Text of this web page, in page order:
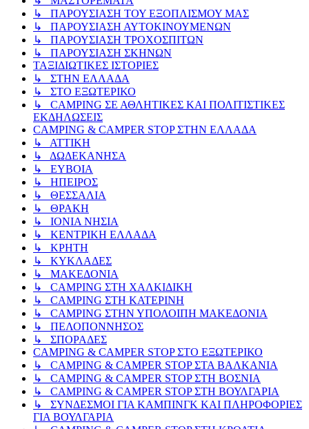
↳ ΠΑΡΟΥΣΙΑΣΗ ΤΟΥ ΕΞΟΠΛΙΣΜΟΥ ΜΑΣ
↳ ΠΑΡΟΥΣΙΑΣΗ ΑΥΤΟΚΙΝΟΥΜΕΝΩΝ
↳ ΠΑΡΟΥΣΙΑΣΗ ΤΡΟΧΟΣΠΙΤΩΝ
↳ ΠΑΡΟΥΣΙΑΣΗ ΣΚΗΝΩΝ
ΤΑΞΙΔΙΩΤΙΚΕΣ ΙΣΤΟΡΙΕΣ
↳ ΣΤΗΝ ΕΛΛΑΔΑ
↳ ΣΤΟ ΕΞΩΤΕΡΙΚΟ
↳ CAMPING ΣΕ ΑΘΛΗΤΙΚΕΣ ΚΑΙ ΠΟΛΙΤΙΣΤΙΚΕΣ
ΕΚΔΗΛΩΣΕΙΣ
CAMPING & CAMPER STOP ΣΤΗN ΕΛΛΑΔΑ
↳ ΑΤΤΙΚΗ
↳ ΔΩΔΕΚΑΝΗΣΑ
↳ ΕΥΒΟΙΑ
↳ ΗΠΕΙΡΟΣ
↳ ΘΕΣΣΑΛΙΑ
↳ ΘΡΑΚΗ
↳ ΙΟΝΙΑ ΝΗΣΙΑ
↳ ΚΕΝΤΡΙΚΗ ΕΛΛΑΔΑ
↳ ΚΡΗΤΗ
↳ ΚΥΚΛΑΔΕΣ
↳ ΜΑΚΕΔΟΝΙΑ
↳ CAMPING ΣΤΗ ΧΑΛΚΙΔΙΚΗ
↳ CAMPING ΣΤΗ ΚΑΤΕΡΙΝΗ
↳ CAMPING ΣΤΗΝ ΥΠΟΛΟΙΠΗ ΜΑΚΕΔΟΝΙΑ
↳ ΠΕΛΟΠΟΝΝΗΣΟΣ
↳ ΣΠΟΡΑΔΕΣ
CAMPING & CAMPER STOP ΣΤΟ ΕΞΩΤΕΡΙΚΟ
↳ CAMPING & CAMPER STOP ΣΤΑ ΒΑΛΚΑΝΙΑ
↳ CAMPING & CAMPER STOP ΣΤΗ ΒΟΣΝΙΑ
↳ CAMPING & CAMPER STOP ΣΤΗ ΒΟΥΛΓΑΡΙΑ
↳ ΣΥΝΔΕΣΜΟΙ ΓΙΑ ΚΑΜΠΙΝΓΚ ΚΑΙ ΠΛΗΡΟΦΟΡΙΕΣ
ΓΙΑ ΒΟΥΛΓΑΡΙΑ